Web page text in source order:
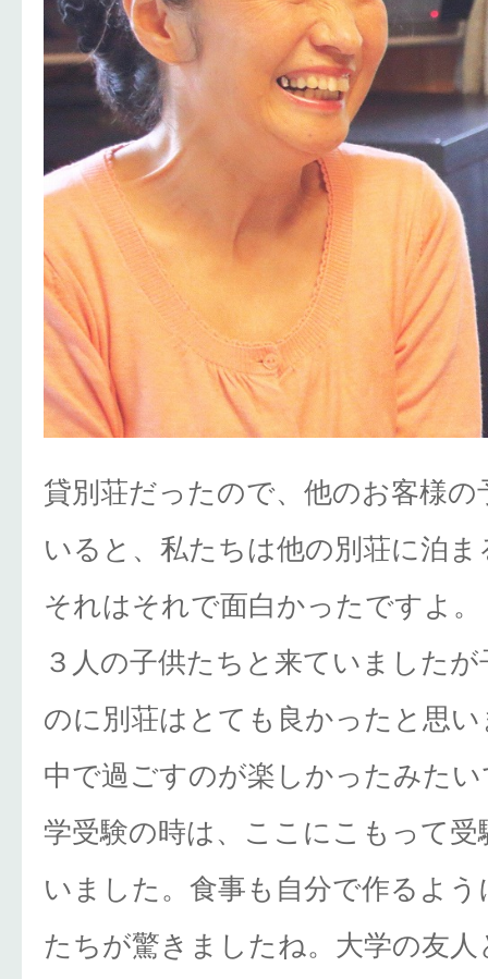
貸別荘だったので、他のお客様の
いると、私たちは他の別荘に泊
それはそれで面白かったですよ。
３人の子供たちと来ていました
のに別荘はとても良かったと思
中で過ごすのが楽しかったみた
学受験の時は、ここにこもって受
いました。食事も自分で作るよ
たちが驚きましたね。大学の友人